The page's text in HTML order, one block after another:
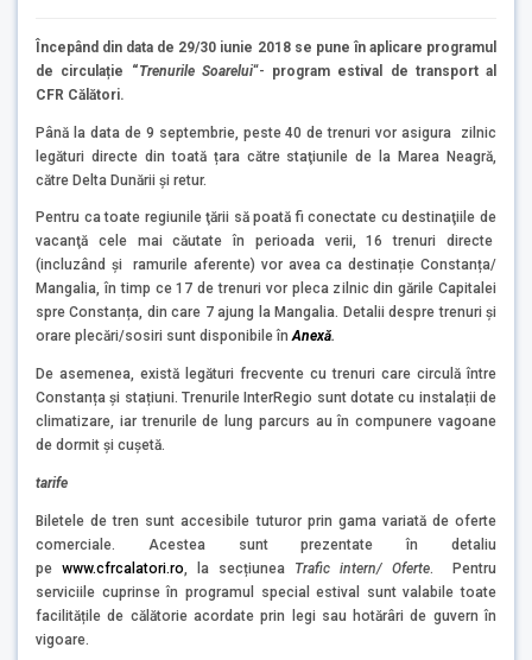
Începând din data de 29/30 iunie 2018 se pune în aplicare programul
de circulație “Trenurile Soarelui“- program estival de transport al
CFR Călători.
Până la data de 9 septembrie, peste 40 de trenuri vor asigura zilnic
legături directe din toată țara către staţiunile de la Marea Neagră,
către Delta Dunării şi retur.
Pentru ca toate regiunile ţării să poată fi conectate cu destinaţiile de
vacanţă cele mai căutate în perioada verii, 16 trenuri directe
(incluzând şi ramurile aferente) vor avea ca destinație Constanța/
Mangalia, în timp ce 17 de trenuri vor pleca zilnic din gările Capitalei
spre Constanța, din care 7 ajung la Mangalia. Detalii despre trenuri și
orare plecări/sosiri sunt disponibile înAnexă.
De asemenea, există legături frecvente cu trenuri care circulă între
Constanța și stațiuni. Trenurile InterRegio sunt dotate cu instalații de
climatizare, iar trenurile de lung parcurs au în compunere vagoane
de dormit și cușetă.
tarife
Biletele de tren sunt accesibile tuturor prin gama variată de oferte
comerciale. Acestea sunt prezentate în detaliu
pe www.cfrcalatori.ro, la secțiunea Trafic intern/ Oferte. Pentru
serviciile cuprinse în programul special estival sunt valabile toate
facilitățile de călătorie acordate prin legi sau hotărâri de guvern în
vigoare.